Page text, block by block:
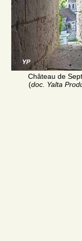
Château de
(doc. Yalta